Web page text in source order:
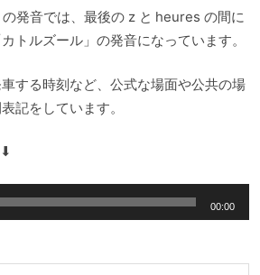
発音では、最後の z と heures の間に
トルズール」の発音になっています。
する時刻など、公式な場面や公共の場
記をしています。
00:00